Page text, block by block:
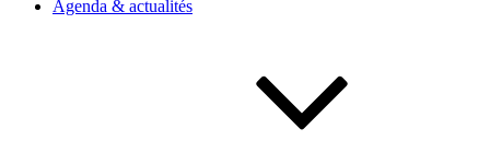
Agenda & actualités